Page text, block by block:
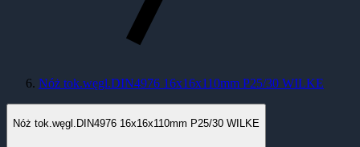
Nóż tok.węgl.DIN4976 16x16x110mm P25/30 WILKE
Nóż tok.węgl.DIN4976 16x16x110mm P25/30 WILKE